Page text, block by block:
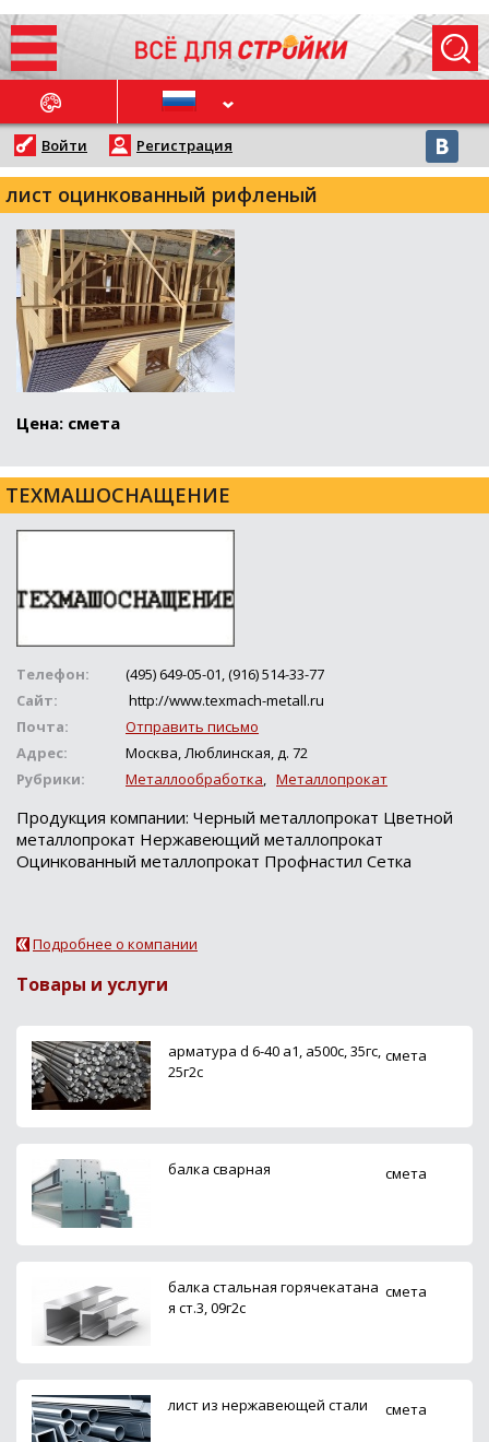
НОВОСТИ
Войти Регистрация
лист оцинкованный рифленый
Цена: смета
ТЕХМАШОСНАЩЕНИЕ
Телефон:
(495) 649-05-01, (916) 514-33-77
Сайт:
http://www.texmach-metall.ru
Почта:
Отправить письмо
Адрес:
Москва, Люблинская, д. 72
Рубрики:
Металлообработка, Металлопрокат
Продукция компании: Черный металлопрокат Цветной
металлопрокат Нержавеющий металлопрокат
Оцинкованный металлопрокат Профнастил Сетка
Подробнее о компании
Товары и услуги
арматура d 6-40 а1, а500с, 35гс,
25г2с
смета
балка сварная смета
балка стальная горячекатана
я ст.3, 09г2с
смета
лист из нержавеющей стали смета